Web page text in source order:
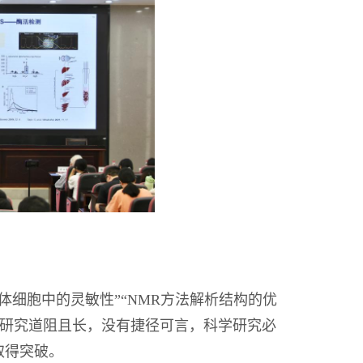
细胞中的灵敏性”“NMR方法解析结构的优
究道阻且长，没有捷径可言，科学研究必
突破。